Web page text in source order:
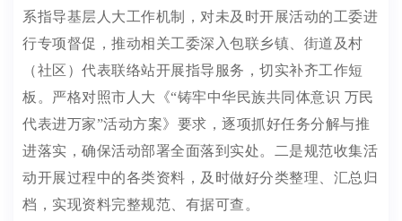
系指导基层人大工作机制，对未及时开展活动的工委进
行专项督促，推动相关工委深入包联乡镇、街道及村
（社区）代表联络站开展指导服务，切实补齐工作短
板。严格对照市人大《“铸牢中华民族共同体意识 万民
代表进万家”活动方案》要求，逐项抓好任务分解与推
进落实，确保活动部署全面落到实处。二是规范收集活
动开展过程中的各类资料，及时做好分类整理、汇总归
档，实现资料完整规范、有据可查。